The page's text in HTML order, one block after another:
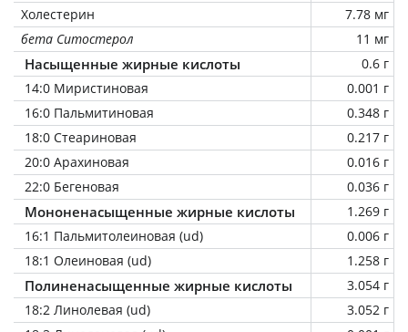
Холестерин
7.78 мг
бета Ситостерол
11 мг
Насыщенные жирные кислоты
0.6 г
14:0 Миристиновая
0.001 г
16:0 Пальмитиновая
0.348 г
18:0 Стеариновая
0.217 г
20:0 Арахиновая
0.016 г
22:0 Бегеновая
0.036 г
Мононенасыщенные жирные кислоты
1.269 г
16:1 Пальмитолеиновая (ud)
0.006 г
18:1 Олеиновая (ud)
1.258 г
Полиненасыщенные жирные кислоты
3.054 г
18:2 Линолевая (ud)
3.052 г